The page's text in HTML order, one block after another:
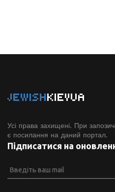
JEWISHKIEVUA
Усі права захищені. При
є посилання на даний портал.
Підписатися на